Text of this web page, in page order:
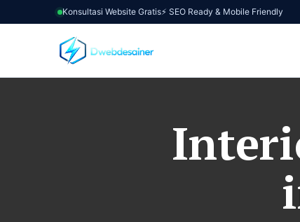
Konsultasi Website Gratis⚡ SEO Ready & Mobile Friendly